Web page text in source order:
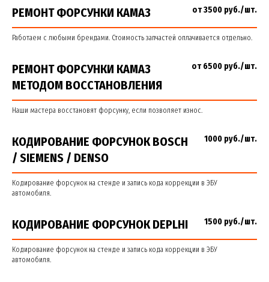
РЕМОНТ ФОРСУНКИ КАМАЗ от 3500 руб./шт.
Работаем с любыми брендами. Стоимость запчастей оплачивается отдельно.
РЕМОНТ ФОРСУНКИ КАМАЗ
МЕТОДОМ ВОССТАНОВЛЕНИЯ
от 6500 руб./шт.
Наши мастера восстановят форсунку, если позволяет износ.
КОДИРОВАНИЕ ФОРСУНОК BOSCH
/ SIEMENS / DENSO
1000 руб./шт.
Кодирование форсунок на стенде и запись кода коррекции в ЭБУ
автомобиля.
КОДИРОВАНИЕ ФОРСУНОК DEPLHI 1500 руб./шт.
Кодирование форсунок на стенде и запись кода коррекции в ЭБУ
автомобиля.